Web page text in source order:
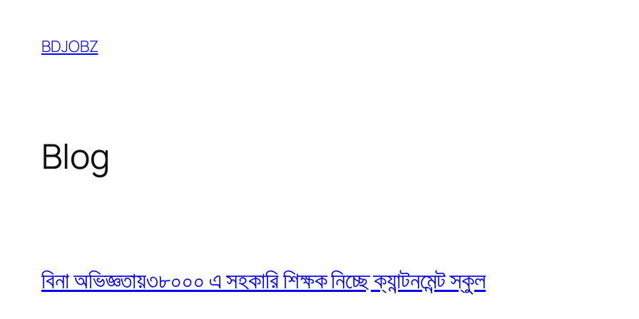
content
BDJOBZ
Blog
বিনা অভিজ্ঞতায়৩৮০০০ এ সহকারি শিক্ষক নিচ্ছে ক্যান্টনমেন্ট স্কুল